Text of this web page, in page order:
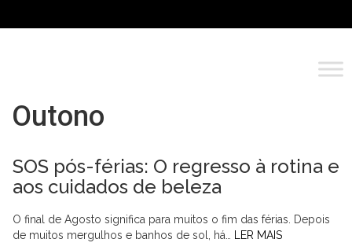
Outono
SOS pós-férias: O regresso à rotina e
aos cuidados de beleza
O final de Agosto significa para muitos o fim das férias. Depois
de muitos mergulhos e banhos de sol, há…
LER MAIS